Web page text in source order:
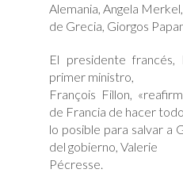
Alemania, Angela
de Grecia, Giorgos
El presidente francés,
primer ministro,
François Fillon,
de Francia de hacer todo
lo posible para salvar a
del gobierno, Valerie
Pécresse.